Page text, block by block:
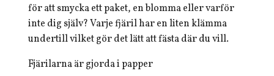
för att smycka ett paket, en blomma eller varför
inte dig själv? Varje fjäril har en liten klämma
undertill vilket gör det lätt att fästa där du vill.
Fjärilarna är gjorda i papper